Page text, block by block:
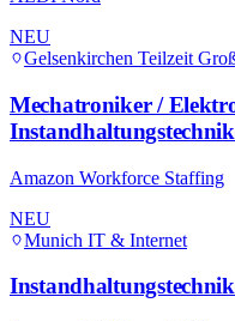
NEU
Gelsenkirchen Teilzeit
Mechatroniker /
Amazon Workforce Staffing
NEU
Munich IT & Internet